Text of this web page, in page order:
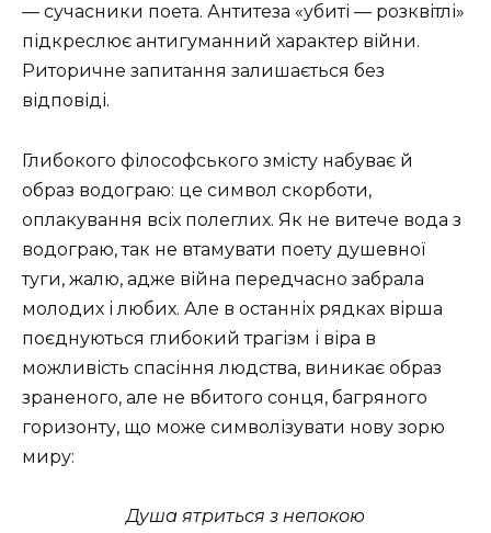
— сучасники поета. Антитеза «убиті — розквітлі»
підкреслює антигуманний характер війни.
Риторичне запитання залишається без
відповіді.
Глибокого філософського змісту набуває й
образ водограю: це символ скорботи,
оплакування всіх полеглих. Як не витече вода з
водограю, так не втамувати поету душевної
туги, жалю, адже війна передчасно забрала
молодих і любих. Але в останніх рядках вірша
поєднуються глибокий трагізм і віра в
можливість спасіння людства, виникає образ
зраненого, але не вбитого сонця, багряного
горизонту, що може символізувати нову зорю
миру:
Душа ятриться з непокою